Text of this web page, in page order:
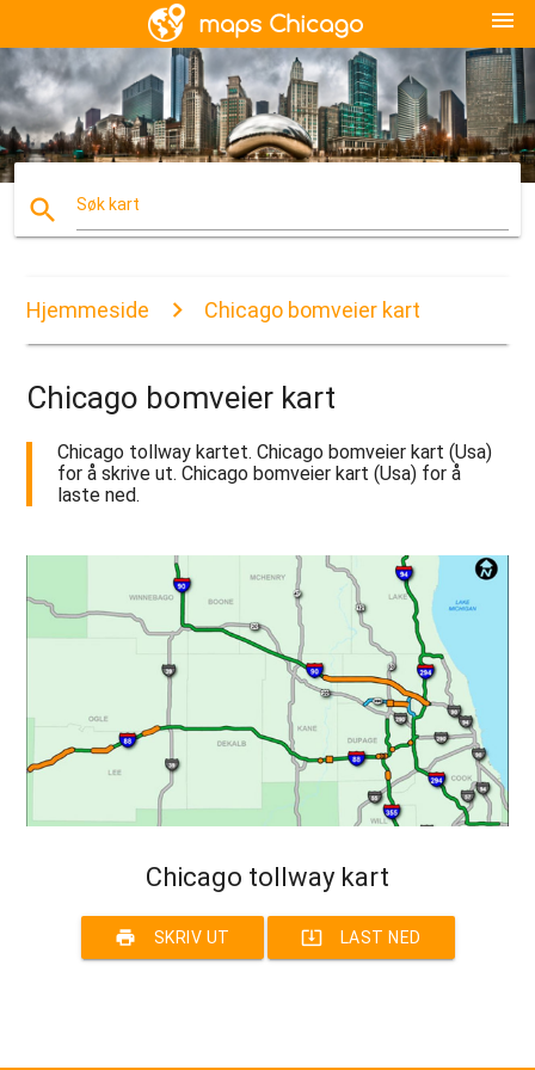
menu
search Søk kart
Hjemmeside Chicago bomveier kart
Chicago bomveier kart
Chicago tollway kartet. Chicago bomveier kart (Usa)
for å skrive ut. Chicago bomveier kart (Usa) for å
laste ned.
Chicago tollway kart
print SKRIV UT system_update_alt LAST NED